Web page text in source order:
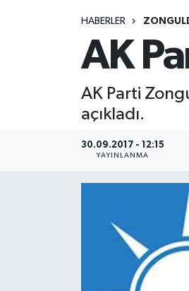
HABERLER
AK
AK Parti
açıkladı.
30.09.2017 - 12:15
YAYINLANMA
Sinema